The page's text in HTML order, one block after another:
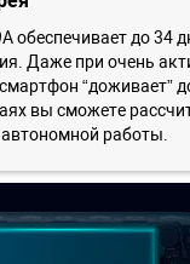
обеспечивает до 34
Даже при очень
“доживает”
вы сможете
работы.